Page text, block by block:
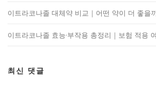
이트라코나졸 대체약 비교｜어떤 약이 더 좋을
이트라코나졸 효능·부작용 총정리｜보험 적용
최신 댓글